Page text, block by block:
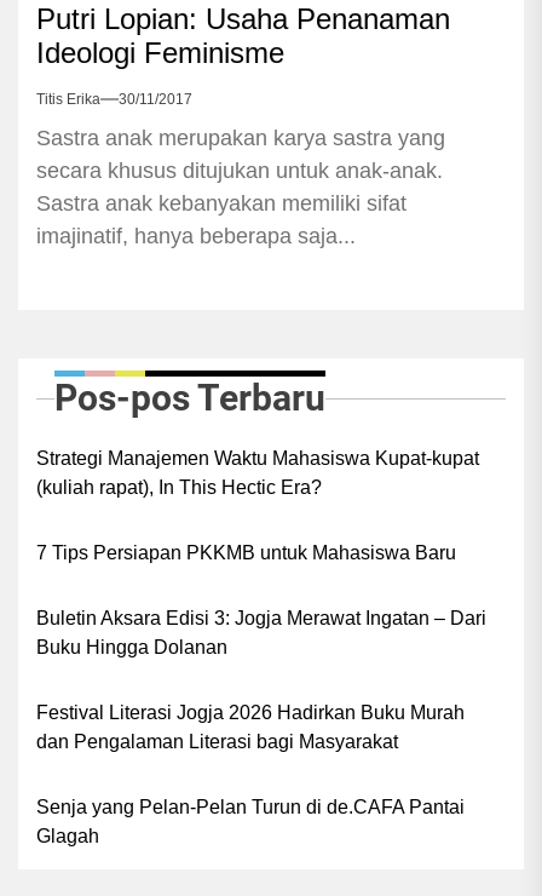
Putri Lopian: Usaha Penanaman
Ideologi Feminisme
Titis Erika 30/11/2017
Sastra anak merupakan karya sastra yang
secara khusus ditujukan untuk anak-anak.
Sastra anak kebanyakan memiliki sifat
imajinatif, hanya beberapa saja...
Pos-pos Terbaru
Strategi Manajemen Waktu Mahasiswa Kupat-kupat
(kuliah rapat), In This Hectic Era?
7 Tips Persiapan PKKMB untuk Mahasiswa Baru
Buletin Aksara Edisi 3: Jogja Merawat Ingatan – Dari
Buku Hingga Dolanan
Festival Literasi Jogja 2026 Hadirkan Buku Murah
dan Pengalaman Literasi bagi Masyarakat
Senja yang Pelan-Pelan Turun di de.CAFA Pantai
Glagah